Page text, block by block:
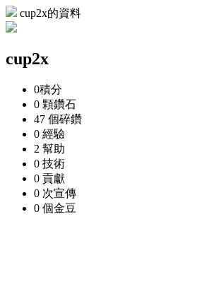
cup2x的資料
cup2x
0積分
0 顆鑽石
47 個碎鑽
0 經驗
2 幫助
0 技術
0 貢獻
0 次宣傳
0 個金豆